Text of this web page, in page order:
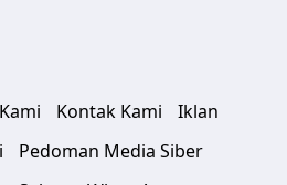
Kontak Kami
Iklan
Pedoman Media Siber